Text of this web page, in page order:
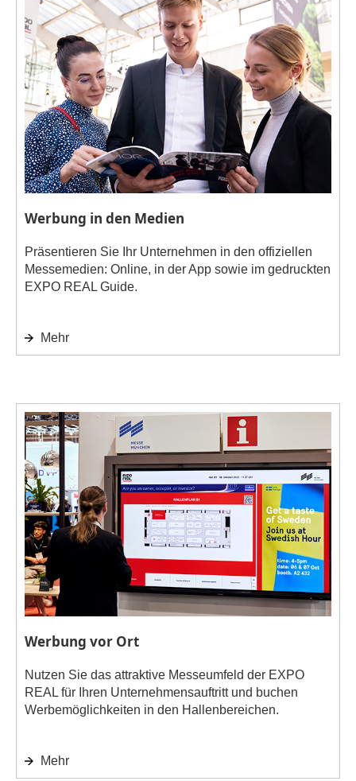
Werbung in den Medien
Präsentieren Sie Ihr Unternehmen in den offiziellen
Messemedien: Online, in der App sowie im gedruckten
EXPO REAL Guide.
Mehr
Werbung vor Ort
Nutzen Sie das attraktive Messeumfeld der EXPO
REAL für Ihren Unternehmensauftritt und buchen
Werbemöglichkeiten in den Hallenbereichen.
Mehr